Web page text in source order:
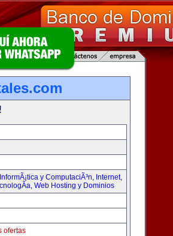
InformÃ¡tica y ComputaciÃ³n, Internet,
, Web Hosting y Dominios
ofertas